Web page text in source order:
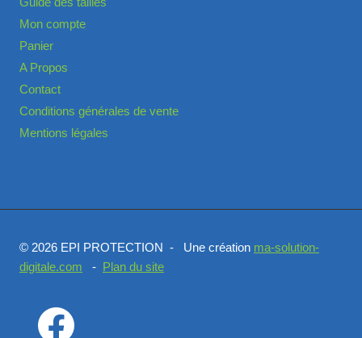
Mon compte
Panier
A Propos
Contact
Conditions générales de vente
Mentions légales
© 2026 EPI PROTECTION - Une création ma-solution-
digitale.com - Plan du site